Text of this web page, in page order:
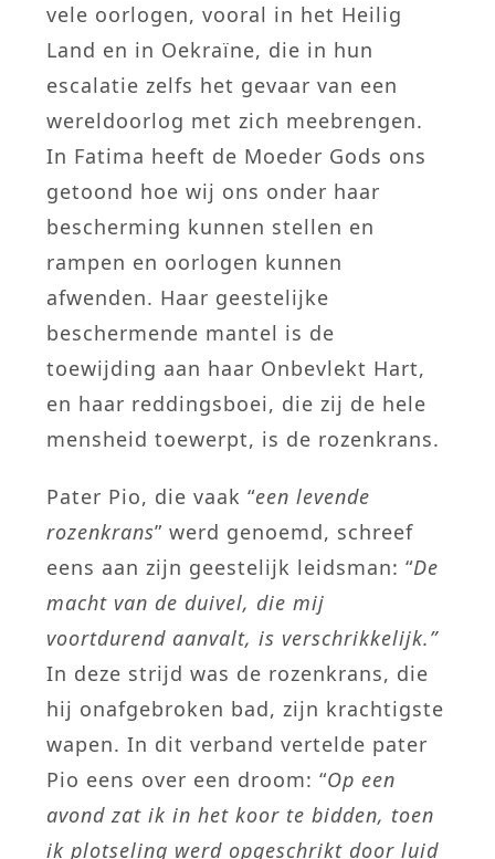
vele oorlogen, vooral in het Heilig
Land en in Oekraïne, die in hun
escalatie zelfs het gevaar van een
wereldoorlog met zich meebrengen.
In Fatima heeft de Moeder Gods ons
getoond hoe wij ons onder haar
bescherming kunnen stellen en
rampen en oorlogen kunnen
afwenden. Haar geestelijke
beschermende mantel is de
toewijding aan haar Onbevlekt Hart,
en haar reddingsboei, die zij de hele
mensheid toewerpt, is de rozenkrans.
Pater Pio, die vaak “een levende
rozenkrans” werd genoemd, schreef
eens aan zijn geestelijk leidsman: “De
macht van de duivel, die mij
voortdurend aanvalt, is verschrikkelijk.”
In deze strijd was de rozenkrans, die
hij onafgebroken bad, zijn krachtigste
wapen. In dit verband vertelde pater
Pio eens over een droom: “Op een
avond zat ik in het koor te bidden, toen
ik plotseling werd opgeschrikt door luid